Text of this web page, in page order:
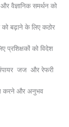
वैज्ञानिक समर्थन को
को बढ़ाने के लिए कठोर
प्रशिक्षकों को विदेश
अंपायर जज और रेफरी
करने और अनुभव